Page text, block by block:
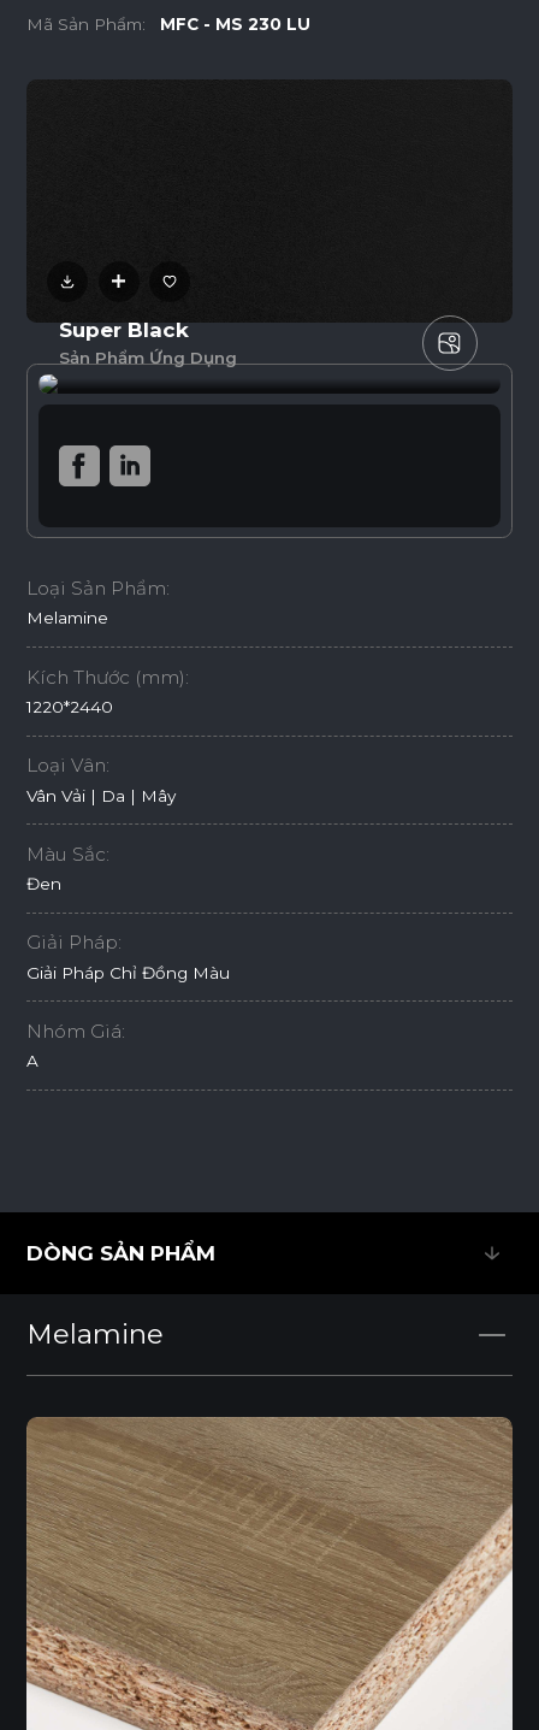
Mã Sản Phẩm: MFC - MS 230 LU
Super Black
Sản Phẩm Ứng Dụng
Loại Sản Phẩm:
Melamine
Kích Thước (mm):
1220*2440
Loại Vân:
Vân Vải | Da | Mây
Màu Sắc:
Đen
Giải Pháp:
Giải Pháp Chỉ Đồng Màu
Nhóm Giá:
A
DÒNG SẢN PHẨM
Melamine